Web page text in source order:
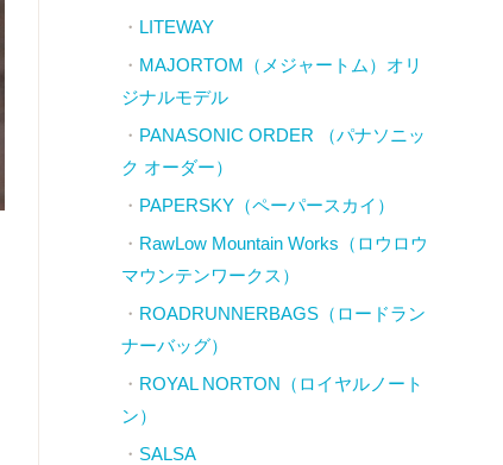
LITEWAY
MAJORTOM（メジャートム）オリ
ジナルモデル
PANASONIC ORDER （パナソニッ
ク オーダー）
PAPERSKY（ペーパースカイ）
RawLow Mountain Works（ロウロウ
マウンテンワークス）
ROADRUNNERBAGS（ロードラン
ナーバッグ）
ROYAL NORTON（ロイヤルノート
ン）
SALSA